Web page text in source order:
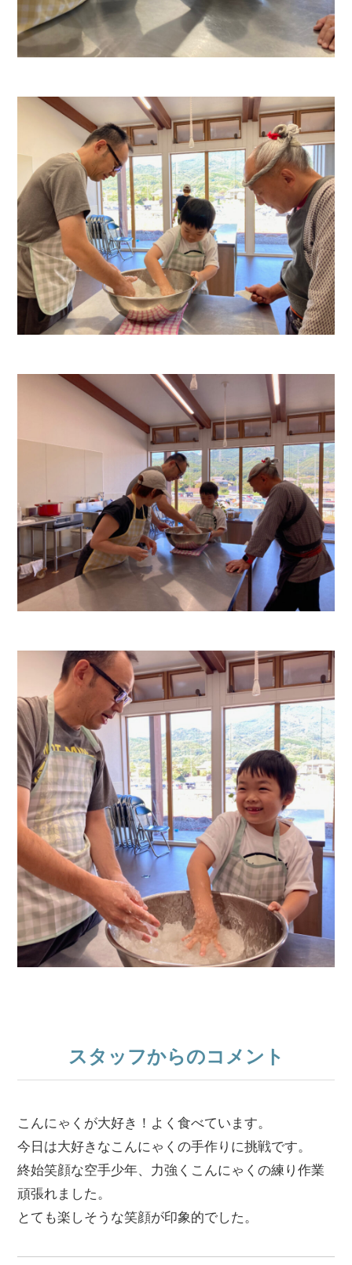
スタッフからのコメント
こんにゃくが大好き！よく食べています。
今日は大好きなこんにゃくの手作りに挑戦です。
終始笑顔な空手少年、力強くこんにゃくの練り作業
頑張れました。
とても楽しそうな笑顔が印象的でした。